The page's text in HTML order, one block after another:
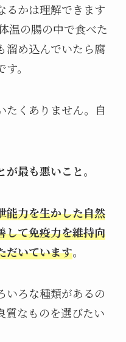
るかは理解できます
温の腸の中で食べた
溜め込んでいたら腐
。
たくありません。自
が最も悪いこと。
能力を生かした自然
して免疫力を維持向
だいています。
いろな種類があるの
質なものを選びたい